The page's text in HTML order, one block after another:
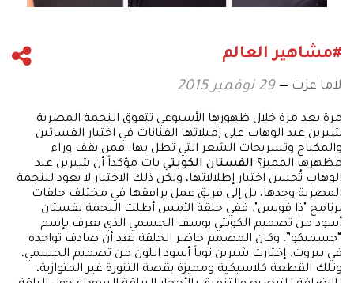
#مشاهير العالم
لاما عزت 29 نوفمبر 2015
مرة بعد مرة خلال ظهورها الأسبوعي تتفوق النجمة المصرية
شيرين عبد الوهاب على زميلاتها الفنانات في اختيار الفساتين
والمكياج وتسريحات الشعر التي تطل بها. فمن يقف وراء
مظهرها المميز؟ الفستان الكويتي بات مؤكداً أن شيرين عبد
الوهاب تُحسن اختيار إطلالاتها، ولكن ذلك الاختيار لا يعود للنجمة
المصرية وحدها، بل إلى فريق عمل يرافقها في مختلف حلقات
برنامج "ذا فويس". ففي حلقة الأمس أطلت النجمة بفستان
أسود من تصميم الكويتي يوسف الجسمي الذي يعرف بإسم
“جسميكو”، وكان المصمم حاضر الحلقة بعد أن صادف تواجده
في بيروت. إختارت شيرين ثوباً أسود اللون من تصميم الجسمي،
وتلك القطعة كلاسيكية ومميزة بقصة التنورة غير المتوازية،